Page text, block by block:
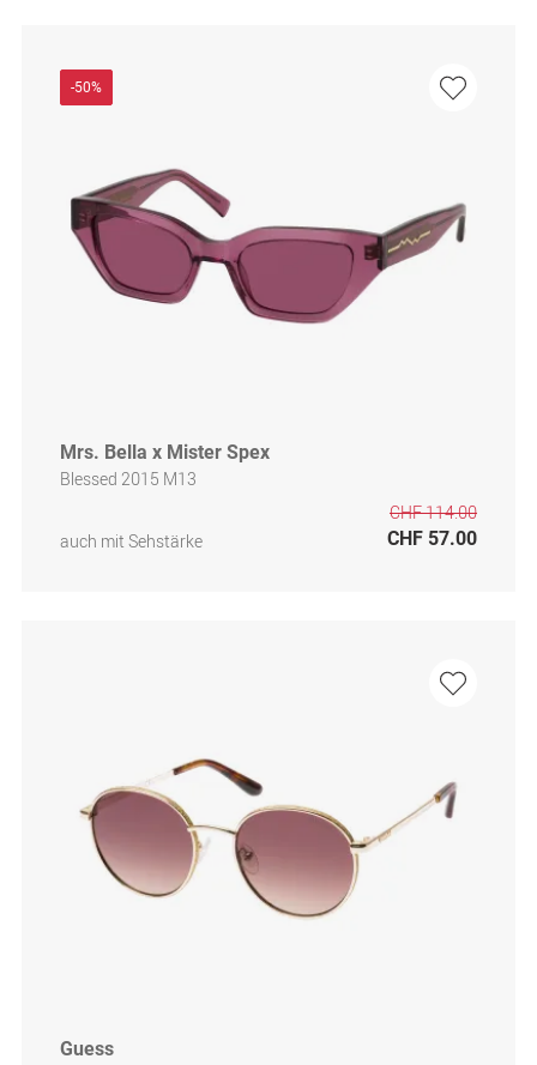
-50%
Mrs. Bella x Mister Spex
Blessed 2015 M13
auch mit Sehstärke
CHF 114.00
CHF 57.00
Guess